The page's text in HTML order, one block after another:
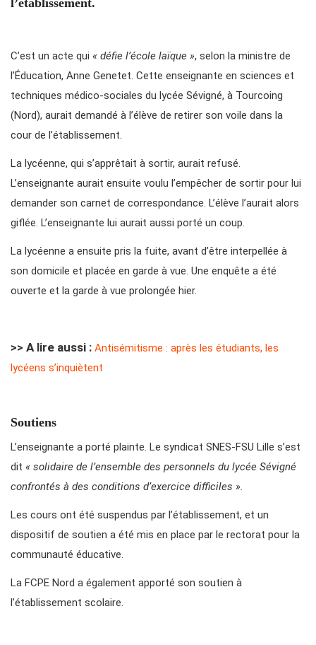
C’est un acte qui « défie l’école laïque », selon la ministre de
l’Éducation, Anne Genetet. Cette enseignante en sciences et
techniques médico-sociales du lycée Sévigné, à Tourcoing
(Nord), aurait demandé à l’élève de retirer son voile dans la
cour de l’établissement.
La lycéenne, qui s’apprêtait à sortir, aurait refusé.
L’enseignante aurait ensuite voulu l’empêcher de sortir pour lui
demander son carnet de correspondance. L’élève l’aurait alors
giflée. L’enseignante lui aurait aussi porté un coup.
La lycéenne a ensuite pris la fuite, avant d’être interpellée à
son domicile et placée en garde à vue. Une enquête a été
ouverte et la garde à vue prolongée hier.
>> A lire aussi : Antisémitisme : après les étudiants, les
lycéens s’inquiètent
Soutiens
L’enseignante a porté plainte. Le syndicat SNES-FSU Lille s’est
dit « solidaire de l’ensemble des personnels du lycée Sévigné
confrontés à des conditions d’exercice difficiles ».
Les cours ont été suspendus par l’établissement, et un
dispositif de soutien a été mis en place par le rectorat pour la
communauté éducative.
La FCPE Nord a également apporté son soutien à
l’établissement scolaire.